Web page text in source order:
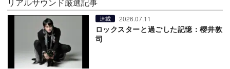
連載 2026.07.11
ロックスターと過ごした記憶：櫻井敦
司